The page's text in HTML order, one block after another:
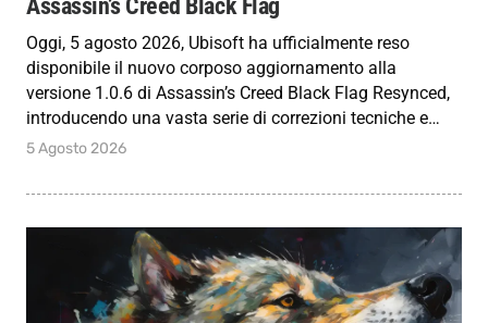
Oggi, 5 agosto 2026, Ubisoft ha ufficialmente reso
disponibile il nuovo corposo aggiornamento alla
versione 1.0.6 di Assassin’s Creed Black Flag Resynced,
introducendo una vasta serie di correzioni tecniche e…
5 Agosto 2026